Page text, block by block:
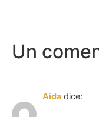
Un
Aida dice: